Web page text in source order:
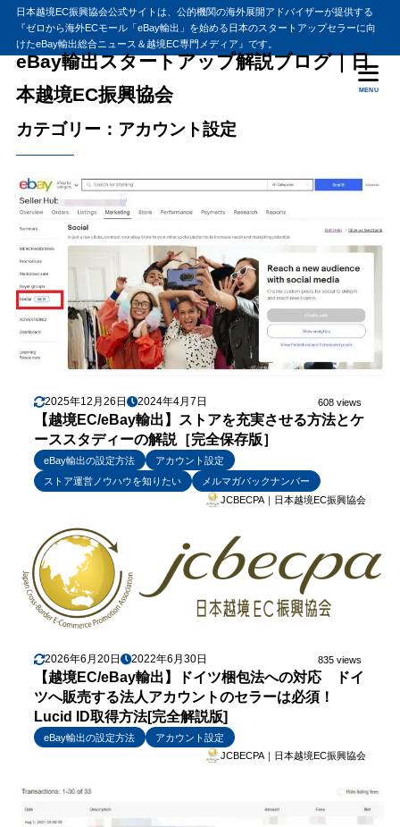
日本越境EC振興協会公式サイトは、公的機関の海外展開アドバイザーが提供する
『ゼロから海外ECモール「eBay輸出」を始める日本のスタートアップセラーに向
けたeBay輸出総合ニュース＆越境EC専門メディア』です。
eBay輸出スタートアップ解説ブログ｜日
本越境EC振興協会
MENU
カテゴリー：アカウント設定
2025年12月26日 2024年4月7日 608 views
【越境EC/eBay輸出】ストアを充実させる方法とケ
ーススタディーの解説［完全保存版］
eBay輸出の設定方法
アカウント設定
ストア運営ノウハウを知りたい
メルマガバックナンバー
JCBECPA｜日本越境EC振興協会
2026年6月20日 2022年6月30日 835 views
【越境EC/eBay輸出】ドイツ梱包法への対応 ドイ
ツへ販売する法人アカウントのセラーは必須！
Lucid ID取得方法[完全解説版]
eBay輸出の設定方法
アカウント設定
JCBECPA｜日本越境EC振興協会